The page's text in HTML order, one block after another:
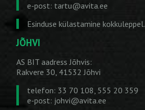
e-post: tartu@avita.ee
Esinduse külastamine kokkuleppel.
JÕHVI
AS BIT aadress Jõhvis:
Rakvere 30, 41532 Jõhvi
telefon: 33 70 108, 555 20 359
e-post: johvi@avita.ee